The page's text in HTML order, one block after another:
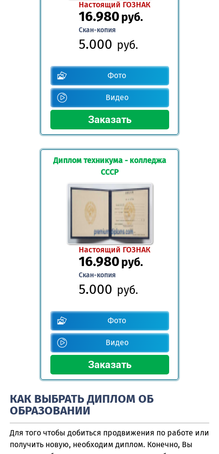
Настоящий ГОЗНАК
16.980руб.
Скан-копия
5.000 руб.
Фото
Видео
Диплом техникума - колледжа
СССР
Настоящий ГОЗНАК
16.980руб.
Скан-копия
5.000 руб.
Фото
Видео
КАК ВЫБРАТЬ ДИПЛОМ ОБ
ОБРАЗОВАНИИ
Для того чтобы добиться продвижения по работе или
получить новую, необходим диплом. Конечно, Вы